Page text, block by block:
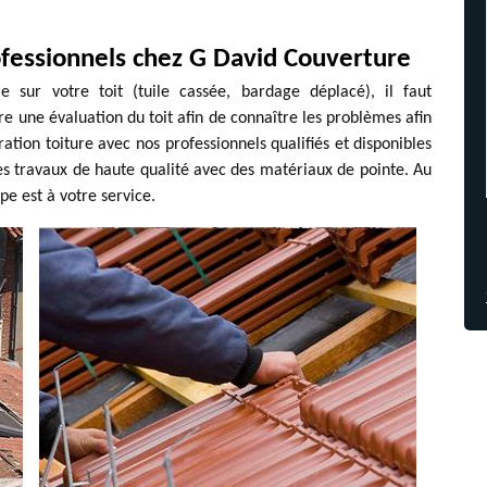
chez G David Couverture
sur votre toit (tuile cassée, bardage déplacé), il faut
une évaluation du toit afin de connaître les problèmes afin
toiture avec nos professionnels qualifiés et disponibles
travaux de haute qualité avec des matériaux de pointe. Au
est à votre service.